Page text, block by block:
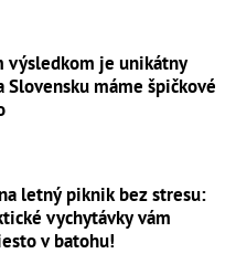
výsledkom je unikátny
Slovensku máme špičkové
letný piknik bez stresu:
vychytávky vám
v batohu!